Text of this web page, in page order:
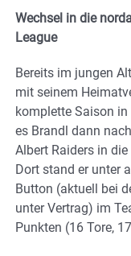
Wechsel in die
League
Bereits im jungen
mit seinem
komplette Saison
es Brandl dann
Albert Raiders in
Dort stand er unter
Button (aktuell bei
unter Vertrag) im
Punkten (16 Tore,